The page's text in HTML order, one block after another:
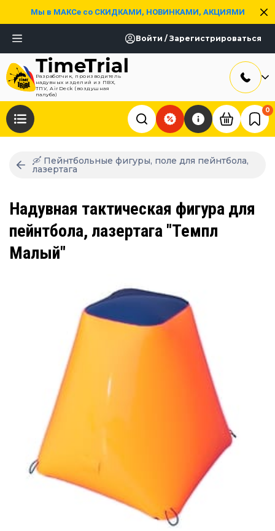
Мы в МАКСе со СКИДКАМИ, НОВИНКАМИ, АКЦИЯМИ
Войти / Зарегистрироваться
Разработчик, производитель
надувных изделий из ПВХ,
ТПУ, AirDeck (воздушная
палуба)
0
🛶 Пейнтбольные фигуры, поле для пейнтбола,
лазертага
Надувная тактическая фигура для
пейнтбола, лазертага "Темпл
Малый"